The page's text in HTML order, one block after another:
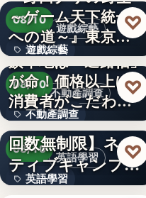
遊戲綜藝
08/10
遊戲綜藝
2
～ゲーム天下統一
への道～』東京ゲ
ームショ…
♡
不動產調查
08/10
不動產調查
57.4%
旗竿地は「通路幅」
が命！価格以上に
消費者がこだわる
絶対条…
♡
英語學習
08/10
英語學習
【英会話レッスン
回数無制限】ネイ
ティブキャンプ、
レッスン…
♡